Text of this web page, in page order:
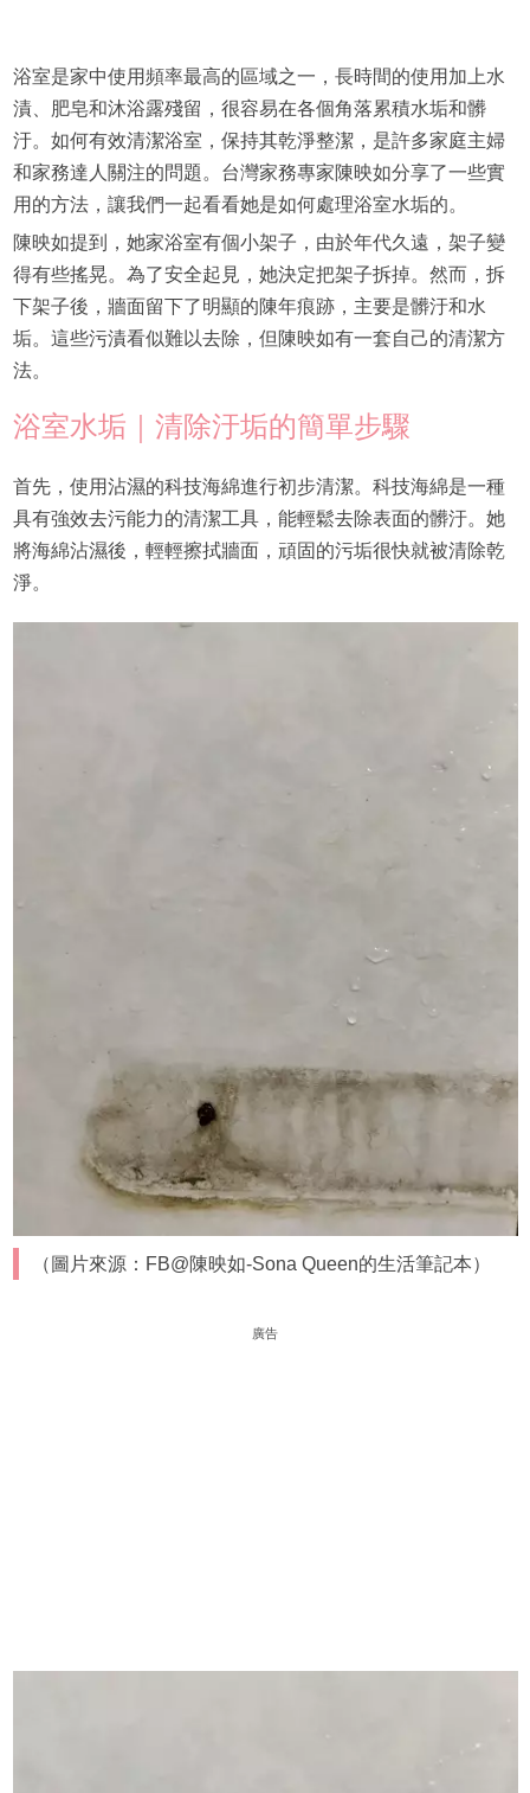
浴室是家中使用頻率最高的區域之一，長時間的使用加上水
漬、肥皂和沐浴露殘留，很容易在各個角落累積水垢和髒
汙。如何有效清潔浴室，保持其乾淨整潔，是許多家庭主婦
和家務達人關注的問題。台灣家務專家陳映如分享了一些實
用的方法，讓我們一起看看她是如何處理浴室水垢的。
陳映如提到，她家浴室有個小架子，由於年代久遠，架子變
得有些搖晃。為了安全起見，她決定把架子拆掉。然而，拆
下架子後，牆面留下了明顯的陳年痕跡，主要是髒汙和水
垢。這些污漬看似難以去除，但陳映如有一套自己的清潔方
法。
浴室水垢｜清除汙垢的簡單步驟
首先，使用沾濕的科技海綿進行初步清潔。科技海綿是一種
具有強效去污能力的清潔工具，能輕鬆去除表面的髒汙。她
將海綿沾濕後，輕輕擦拭牆面，頑固的污垢很快就被清除乾
淨。
（圖片來源：FB@陳映如-Sona Queen的生活筆記本）
廣告